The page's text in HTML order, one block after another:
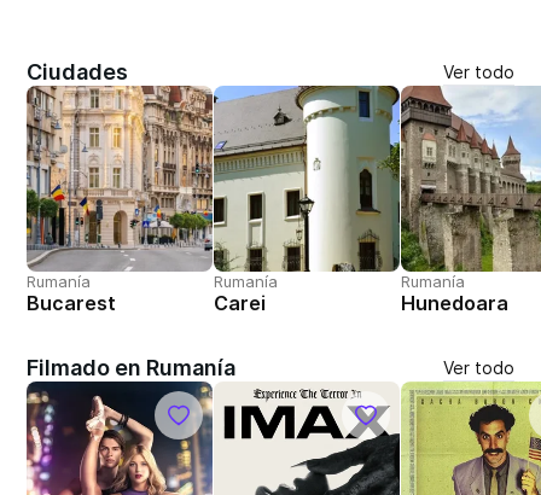
Ciudades Ver todo
Rumanía
Bucarest
Rumanía
Carei
Rumanía
Hunedoara
Filmado en Rumanía Ver todo